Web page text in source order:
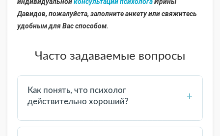
Давидов, пожалуйста, заполните анкету или свяжитесь
удобным для Вас способом.
Часто задаваемые вопросы
Как понять, что психолог
действительно хороший?
+
Хороший психолог имеет профильное